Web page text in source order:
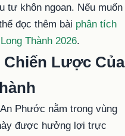
tư khôn ngoan. Nếu muốn
đọc thêm bài phân tích
Thành 2026.
Chiến Lược Của
Phước nằm trong vùng
được hưởng lợi trực